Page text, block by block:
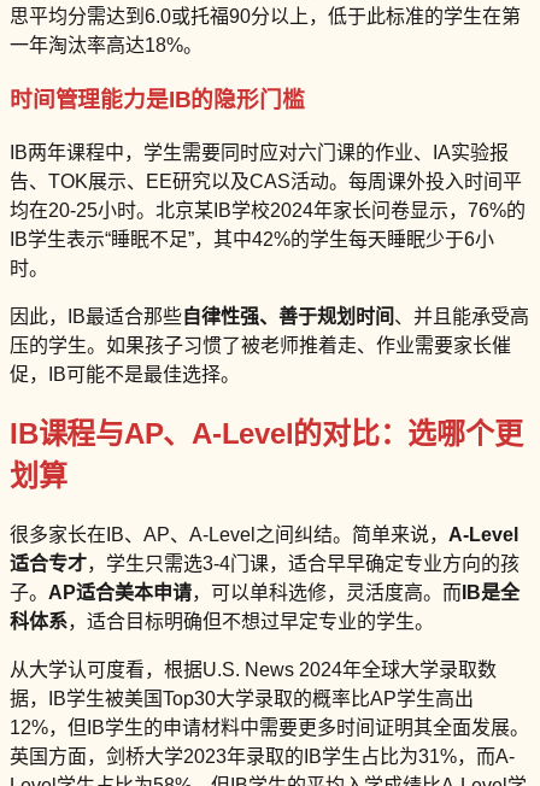
思平均分需达到6.0或托福90分以上，低于此标准的学生在第
一年淘汰率高达18%。
时间管理能力是IB的隐形门槛
IB两年课程中，学生需要同时应对六门课的作业、IA实验报
告、TOK展示、EE研究以及CAS活动。每周课外投入时间平
均在20-25小时。北京某IB学校2024年家长问卷显示，76%的
IB学生表示“睡眠不足”，其中42%的学生每天睡眠少于6小
时。
因此，IB最适合那些自律性强、善于规划时间 、并且能承受高
压的学生。如果孩子习惯了被老师推着走、作业需要家长催
促，IB可能不是最佳选择。
IB课程与AP、A-Level的对比：选哪个更
划算
很多家长在IB、AP、A-Level之间纠结。简单来说， A-Level
适合专才，学生只需选3-4门课，适合早早确定专业方向的孩
子。 AP适合美本申请，可以单科选修，灵活度高。而 IB是全
科体系，适合目标明确但不想过早定专业的学生。
从大学认可度看，根据U.S. News 2024年全球大学录取数
据，IB学生被美国Top30大学录取的概率比AP学生高出
12%，但IB学生的申请材料中需要更多时间证明其全面发展。
英国方面，剑桥大学2023年录取的IB学生占比为31%，而A-